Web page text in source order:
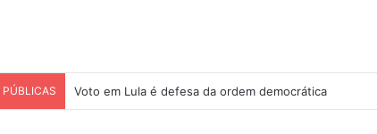
PÚBLICAS Voto em Lula é defesa da ordem democrática